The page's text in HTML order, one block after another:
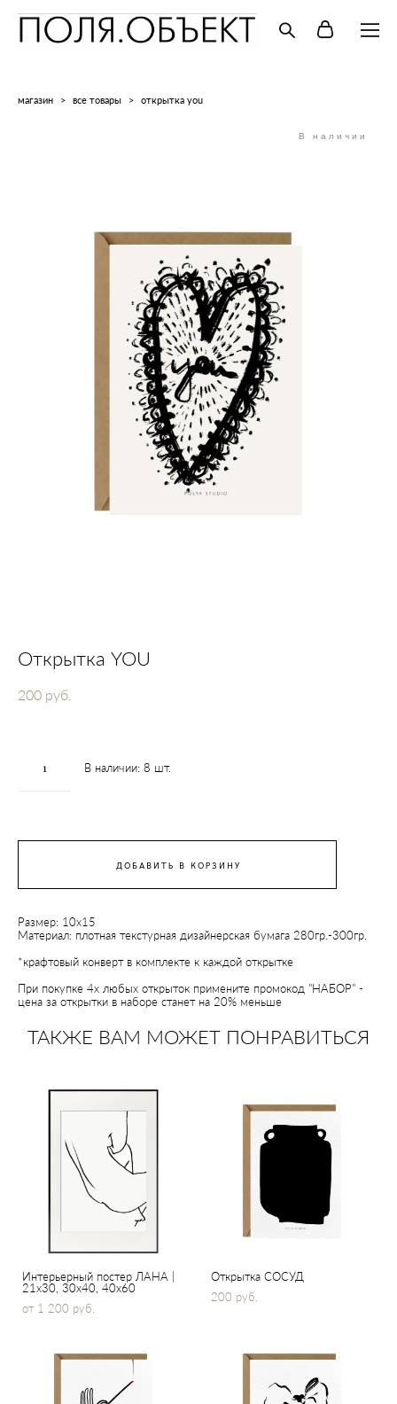
магазин > все товары > открытка you
В наличии
Открытка YOU
200 pуб.
В наличии: 8 шт.
ДОБАВИТЬ В КОРЗИНУ
Размер: 10х15
Материал: плотная текстурная дизайнерская бумага 280гр.-300гр.
*крафтовый конверт в комплекте к каждой открытке
При покупке 4х любых открыток примените промокод "НАБОР" -
цена за открытки в наборе станет на 20% меньше
ТАКЖЕ ВАМ МОЖЕТ ПОНРАВИТЬСЯ
Интерьерный постер ЛАНА |
21x30, 30х40, 40x60
от 1 200 pуб.
Открытка СОСУД
200 pуб.